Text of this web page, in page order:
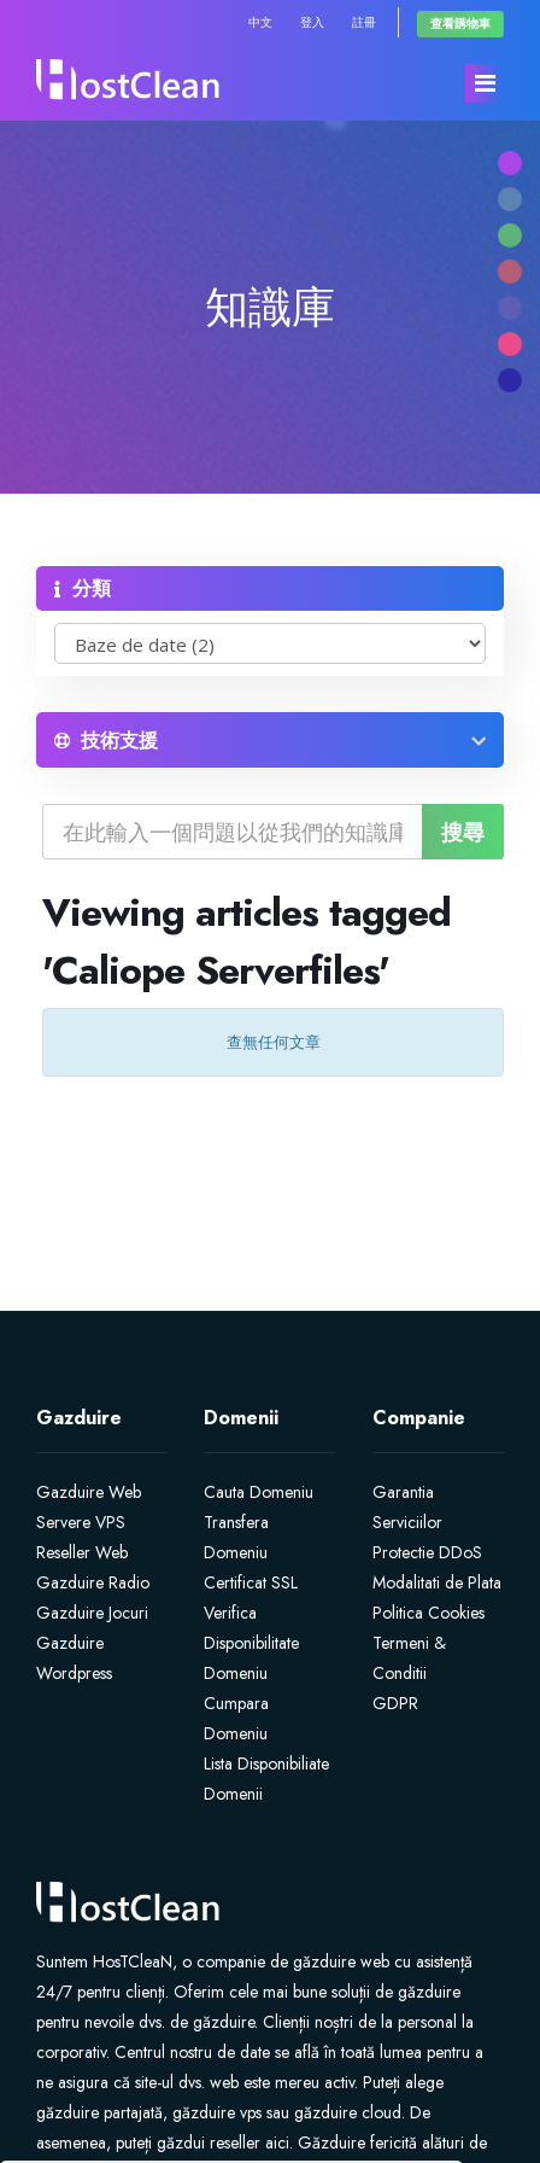
中文 登入 註冊 查看購物車
Reseller Radio SonicPanel SHOUTcast
WebHosting
Reseller Web Hosting
Servere VPS
Counter Strike 1.6
Counter Strike Go
Licente cPanel WHM / WHMSonic
Servere Dedicate
Aplicatii Mobil
SSL Certificates
Website Backup
VPN
SEO Tools
知識庫
分類
技術支援
Viewing articles tagged
'Caliope Serverfiles'
查無任何文章
Gazduire
Gazduire Web
Servere VPS
Reseller Web
Gazduire Radio
Gazduire Jocuri
Gazduire
Wordpress
Domenii
Cauta Domeniu
Transfera
Domeniu
Certificat SSL
Verifica
Disponibilitate
Domeniu
Cumpara
Domeniu
Lista Disponibiliate
Domenii
Companie
Garantia
Serviciilor
Protectie DDoS
Modalitati de Plata
Politica Cookies
Termeni &
Conditii
GDPR
Suntem HosTCleaN, o companie de găzduire web cu asistență
24/7 pentru clienți. Oferim cele mai bune soluții de găzduire
pentru nevoile dvs. de găzduire. Clienții noștri de la personal la
corporativ. Centrul nostru de date se află în toată lumea pentru a
ne asigura că site-ul dvs. web este mereu activ. Puteți alege
găzduire partajată, găzduire vps sau găzduire cloud. De
asemenea, puteți găzdui reseller aici. Găzduire fericită alături de